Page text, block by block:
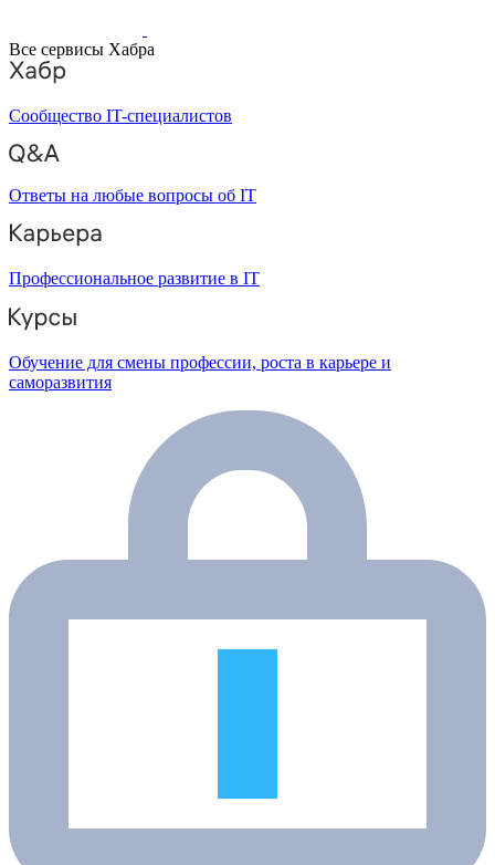
Все сервисы Хабра
Сообщество IT-специалистов
Ответы на любые вопросы об IT
Профессиональное развитие в IT
Обучение для смены профессии, роста в карьере и
саморазвития